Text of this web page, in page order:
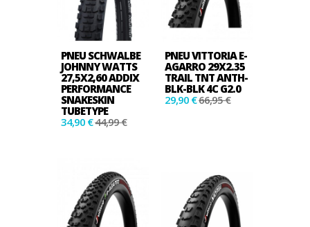
PNEU SCHWALBE
JOHNNY WATTS
27,5X2,60 ADDIX
PERFORMANCE
SNAKESKIN
TUBETYPE
34,90 €44,99 €
PNEU VITTORIA E-
AGARRO 29X2.35
TRAIL TNT ANTH-
BLK-BLK 4C G2.0
29,90 €66,95 €